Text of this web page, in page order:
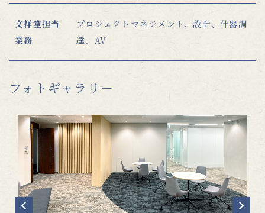
文祥堂担当
業務
プロジェクトマネジメント、設計、什器調
達、AV
フォトギャラリー
Pr
N